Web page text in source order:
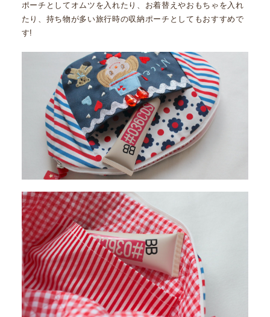
ポーチとしてオムツを入れたり、お着替えやおもちゃを入れ
たり、持ち物が多い旅行時の収納ポーチとしてもおすすめで
す!